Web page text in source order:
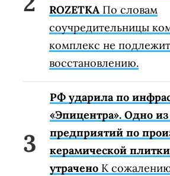
ROZETKA По словам
соучредительницы
комплекс не подлежит
восстановлению.
РФ ударила по
«Эпицентра». Одно
предприятий по
керамической
утрачено К